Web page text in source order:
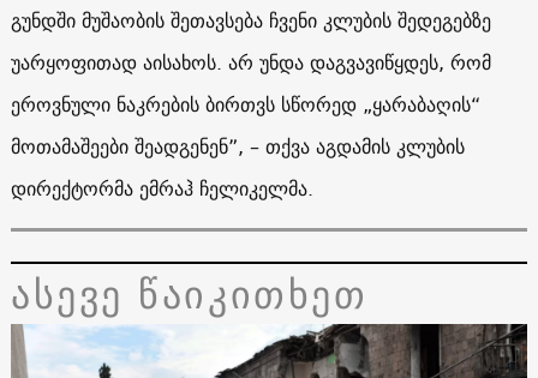
გუნდში მუშაობის შეთავსება ჩვენი კლუბის შედეგებზე
უარყოფითად აისახოს. არ უნდა დაგვავიწყდეს, რომ
ეროვნული ნაკრების ბირთვს სწორედ „ყარაბაღის“
მოთამაშეები შეადგენენ”, – თქვა აგდამის კლუბის
დირექტორმა ემრაჰ ჩელიკელმა.
ასევე წაიკითხეთ